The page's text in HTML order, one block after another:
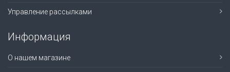
Управление рассылками
Информация
О нашем магазине